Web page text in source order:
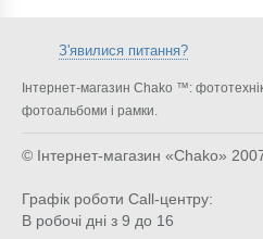
З'явилися питання?
Інтернет-магазин Chako ™:
фотоальбоми і рамки.
© Інтернет-магазин «Chako»
Графік роботи Call-центру:
В робочі дні з 9 до 16